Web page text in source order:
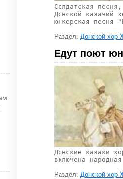
Солдатская
Донской казачий
юнкерская песня
Раздел: Донской хор
Едут поют
Донские казаки
включена
Раздел: Донской хор